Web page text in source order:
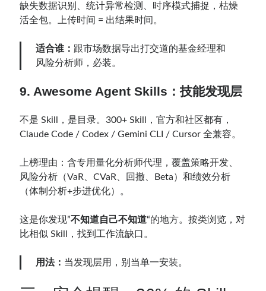
缺失数据识别、统计异常检测、时序模式捕捉，枯燥
活全包。上传时间 = 出结果时间。
适合谁： 跟市场数据导出打交道的基金经理和
风险分析师，必装。
9. Awesome Agent Skills：技能发现层
不是 Skill，是目录。300+ Skill，官方和社区都有，
Claude Code / Codex / Gemini CLI / Cursor 全兼容。
上榜理由：含专用量化分析师代理，覆盖策略开发、
风险分析（VaR、CVaR、回撤、Beta）和绩效分析
（体制分析+步进优化）。
这是你发现”不知道自己不知道“的地方。按类浏览，对
比相似 Skill，找到工作流缺口。
用法： 当发现层用，别当单一安装。